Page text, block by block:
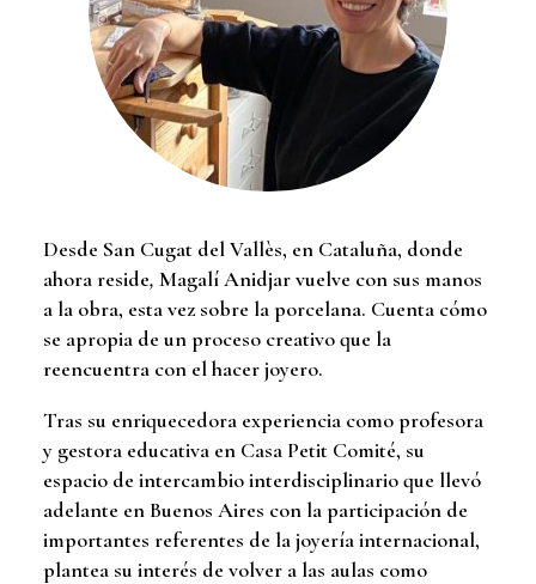
Desde San Cugat del Vallès, en Cataluña, donde
ahora reside, Magalí Anidjar vuelve con sus manos
a la obra, esta vez sobre la porcelana. Cuenta cómo
se apropia de un proceso creativo que la
reencuentra con el hacer joyero.
Tras su enriquecedora experiencia como profesora
y gestora educativa en Casa Petit Comité, su
espacio de intercambio interdisciplinario que llevó
adelante en Buenos Aires con la participación de
importantes referentes de la joyería internacional,
plantea su interés de volver a las aulas como